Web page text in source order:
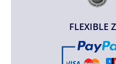
FLEXIBLE